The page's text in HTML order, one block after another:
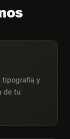
tipografía y
de tu